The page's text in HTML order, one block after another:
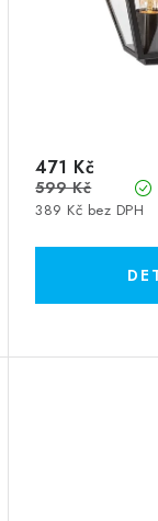
389 Kč bez DPH
471 Kč
599 Kč